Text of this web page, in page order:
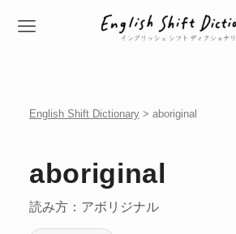
English Shift Dictionary> aboriginal
aboriginal
読み方：アボリジナル